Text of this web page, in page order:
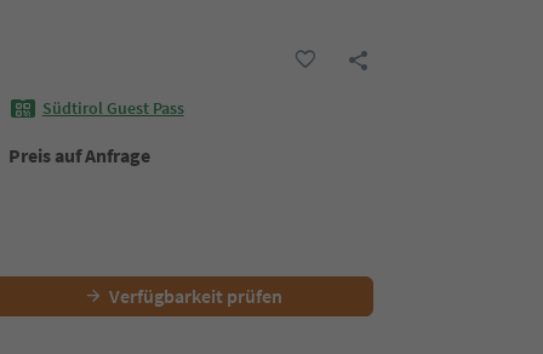
Südtirol Guest Pass
Preis auf Anfrage
Verfügbarkeit prüfen